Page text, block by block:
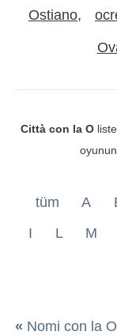
Ostiano
Città con la O
tüm A
I
L M
« Nomi con la O